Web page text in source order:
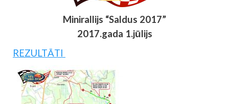
Minirallijs “Saldus 2017”
2017.gada 1.jūlijs
REZULTĀTI